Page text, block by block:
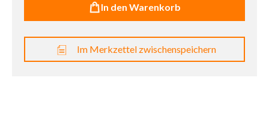
In den Warenkorb
Im Merkzettel zwischenspeichern